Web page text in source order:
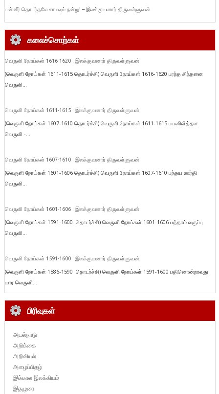
பன்னீர் தொடர்தலே சாலவும் நன்று! – இலக்குவனார் திருவள்ளுவன்
கலைச்சொற்கள்
வெருளி நோய்கள் 1616-1620 : இலக்குவனார் திருவள்ளுவன்
(வெருளி நோய்கள் 1611-1615 தொடர்ச்சி) வெருளி நோய்கள் 1616-1620 பரந்த சிந்தனை
வெருளி...
வெருளி நோய்கள் 1611-1615 : இலக்குவனார் திருவள்ளுவன்
(வெருளி நோய்கள் 1607-1610 தொடர்ச்சி) வெருளி நோய்கள் 1611-1615 பயனிலித்தள
வெருளி -...
வெருளி நோய்கள் 1607-1610 : இலக்குவனார் திருவள்ளுவன்
(வெருளி நோய்கள் 1601-1606 தொடர்ச்சி) வெருளி நோய்கள் 1607-1610 பந்தய ஊர்தி
வெருளி...
வெருளி நோய்கள் 1601-1606 : இலக்குவனார் திருவள்ளுவன்
(வெருளி நோய்கள் 1591-1600 :தொடர்ச்சி) வெருளி நோய்கள் 1601-1606 பத்தாம் வகுப்பு
வெருளி...
வெருளி நோய்கள் 1591-1600 : இலக்குவனார் திருவள்ளுவன்
(வெருளி நோய்கள் 1586-1590 :தொடர்ச்சி) வெருளி நோய்கள் 1591-1600 பதினொன்றாவது
வார வெருளி...
பிரிவுகள்
அயல்நாடு
அறிக்கை
அறிவியல்
அழைப்பிதழ்
இக்கால இலக்கியம்
இதழுரை